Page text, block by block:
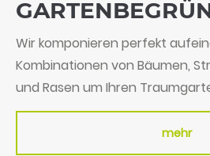
Wir komponieren perfekt
Kombinationen von Bäumen,
und Rasen um Ihren
mehr